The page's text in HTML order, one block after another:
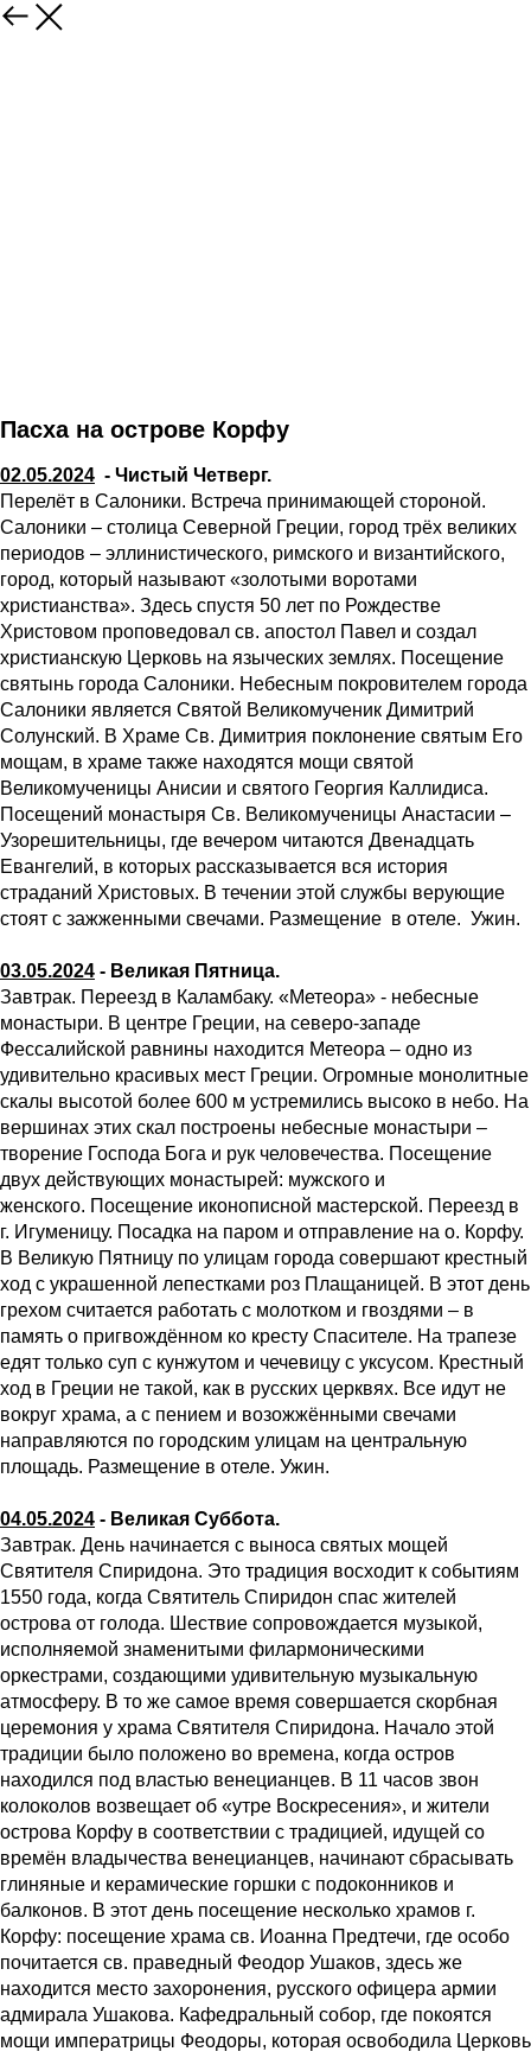
Пасха на острове Корфу
02.05.2024 - Чистый Четверг.
Перелёт в Салоники. Встреча принимающей стороной.
Салоники – столица Северной Греции, город трёх великих
периодов – эллинистического, римского и византийского,
город, который называют «золотыми воротами
христианства». Здесь спустя 50 лет по Рождестве
Христовом проповедовал св. апостол Павел и создал
христианскую Церковь на языческих землях. Посещение
святынь города Салоники. Небесным покровителем города
Салоники является Святой Великомученик Димитрий
Солунский. В Храме Св. Димитрия поклонение святым Его
мощам, в храме также находятся мощи святой
Великомученицы Анисии и святого Георгия Каллидиса.
Посещений монастыря Св. Великомученицы Анастасии –
Узорешительницы, где вечером читаются Двенадцать
Евангелий, в которых рассказывается вся история
страданий Христовых. В течении этой службы верующие
стоят с зажженными свечами. Размещение в отеле. Ужин.
03.05.2024 - Великая Пятница.
Завтрак. Переезд в Каламбаку. «Метеора» - небесные
монастыри. В центре Греции, на северо-западе
Фессалийской равнины находится Метеора – одно из
удивительно красивых мест Греции. Огромные монолитные
скалы высотой более 600 м устремились высоко в небо. На
вершинах этих скал построены небесные монастыри –
творение Господа Бога и рук человечества. Посещение
двух действующих монастырей: мужского и
женского. Посещение иконописной мастерской. Переезд в
г. Игуменицу. Посадка на паром и отправление на о. Корфу.
В Великую Пятницу по улицам города совершают крестный
ход с украшенной лепестками роз Плащаницей. В этот день
грехом считается работать с молотком и гвоздями – в
память о пригвождённом ко кресту Спасителе. На трапезе
едят только суп с кунжутом и чечевицу с уксусом. Крестный
ход в Греции не такой, как в русских церквях. Все идут не
вокруг храма, а с пением и возожжёнными свечами
направляются по городским улицам на центральную
площадь. Размещение в отеле. Ужин.
04.05.2024 - Великая Суббота.
Завтрак. День начинается с выноса святых мощей
Святителя Спиридона. Это традиция восходит к событиям
1550 года, когда Святитель Спиридон спас жителей
острова от голода. Шествие сопровождается музыкой,
исполняемой знаменитыми филармоническими
оркестрами, создающими удивительную музыкальную
атмосферу. В то же самое время совершается скорбная
церемония у храма Святителя Спиридона. Начало этой
традиции было положено во времена, когда остров
находился под властью венецианцев. В 11 часов звон
колоколов возвещает об «утре Воскресения», и жители
острова Корфу в соответствии с традицией, идущей со
времён владычества венецианцев, начинают сбрасывать
глиняные и керамические горшки с подоконников и
балконов. В этот день посещение несколько храмов г.
Корфу: посещение храма св. Иоанна Предтечи, где особо
почитается св. праведный Феодор Ушаков, здесь же
находится место захоронения, русского офицера армии
адмирала Ушакова. Кафедральный собор, где покоятся
мощи императрицы Феодоры, которая освободила Церковь